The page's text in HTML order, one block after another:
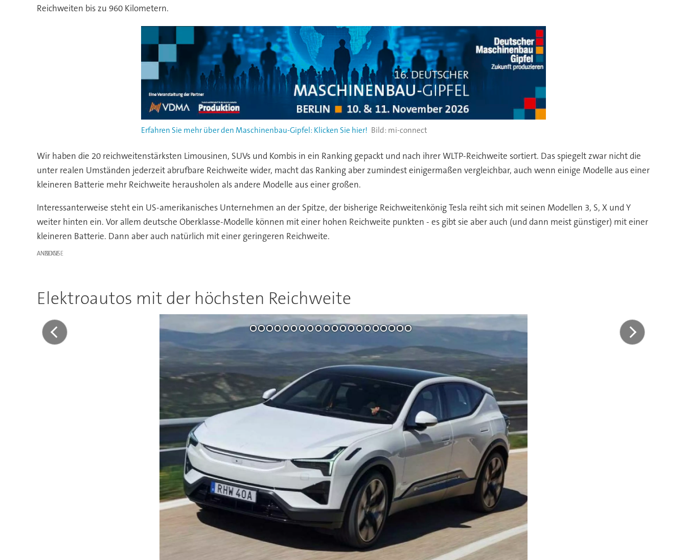
Reichweiten bis zu 960 Kilometern.
Erfahren Sie mehr über den Maschinenbau-Gipfel: Klicken Sie hier! mi-connect
Wir haben die 20 reichweitenstärksten Limousinen, SUVs und Kombis in ein Ranking gepackt und nach ihrer WLTP-Reichweite sortiert. Das spiegelt zwar nicht die
unter realen Umständen jederzeit abrufbare Reichweite wider, macht das Ranking aber zumindest einigermaßen vergleichbar, auch wenn einige Modelle aus einer
kleineren Batterie mehr Reichweite herausholen als andere Modelle aus einer großen.
Interessanterweise steht ein US-amerikanisches Unternehmen an der Spitze, der bisherige Reichweitenkönig Tesla reiht sich mit seinen Modellen 3, S, X und Y
weiter hinten ein. Vor allem deutsche Oberklasse-Modelle können mit einer hohen Reichweite punkten - es gibt sie aber auch (und dann meist günstiger) mit einer
kleineren Batterie. Dann aber auch natürlich mit einer geringeren Reichweite.
ANZEIGE
Elektroautos mit der höchsten Reichweite